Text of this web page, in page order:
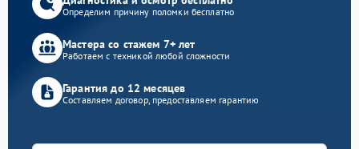
Определим причину поломки бесплатно
Мастера со стажем 7+ лет
Работаем с техникой любой сложности
Гарантия до 12 месяцев
Составляем договор, предоставляем гарантию